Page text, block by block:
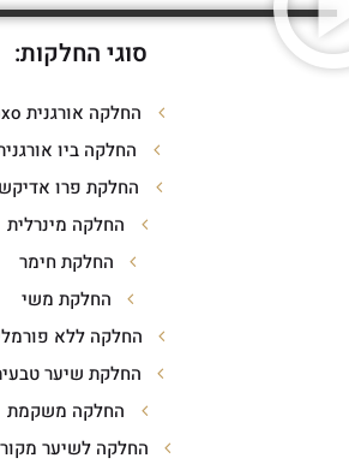
סוגי החלקות:
החלקה אורגנית oxo
החלקה ביו
החלקת פרו
החלקה מינרלית
החלקת חימר
החלקת משי
החלקה ללא
החלקת שיער
החלקה משקמת
החלקה לשיער